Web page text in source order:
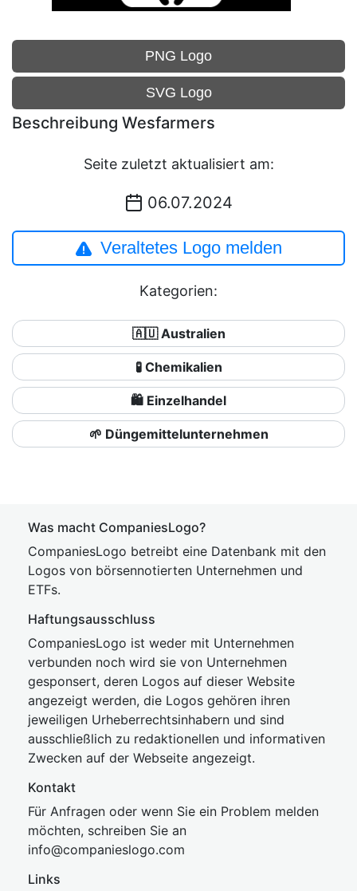
PNG Logo
SVG Logo
Beschreibung Wesfarmers
Seite zuletzt aktualisiert am:
06.07.2024
Veraltetes Logo melden
Kategorien:
🇦🇺 Australien
🧪 Chemikalien
🛍️ Einzelhandel
🌱 Düngemittelunternehmen
Was macht CompaniesLogo?
CompaniesLogo betreibt eine Datenbank mit den
Logos von börsennotierten Unternehmen und
ETFs.
Haftungsausschluss
CompaniesLogo ist weder mit Unternehmen
verbunden noch wird sie von Unternehmen
gesponsert, deren Logos auf dieser Website
angezeigt werden, die Logos gehören ihren
jeweiligen Urheberrechtsinhabern und sind
ausschließlich zu redaktionellen und informativen
Zwecken auf der Webseite angezeigt.
Kontakt
Für Anfragen oder wenn Sie ein Problem melden
möchten, schreiben Sie an
info@companieslogo.com
Links